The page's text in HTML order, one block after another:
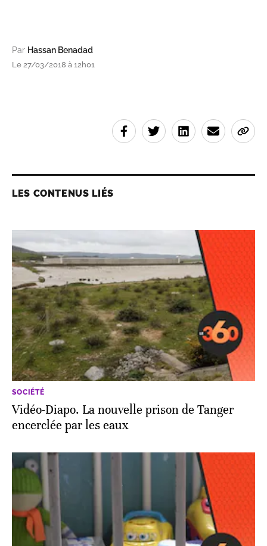
Par Hassan Benadad
Le 27/03/2018 à 12h01
LES CONTENUS LIÉS
SOCIÉTÉ
Vidéo-Diapo. La nouvelle prison de Tanger
encerclée par les eaux